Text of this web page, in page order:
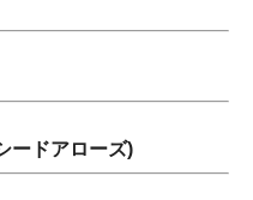
ードアローズ)